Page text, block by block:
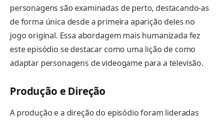
personagens são examinadas de perto, destacando-as
de forma única desde a primeira aparição deles no
jogo original. Essa abordagem mais humanizada fez
este episódio se destacar como uma lição de como
adaptar personagens de videogame para a televisão.
Produção e Direção
A produção e a direção do episódio foram lideradas